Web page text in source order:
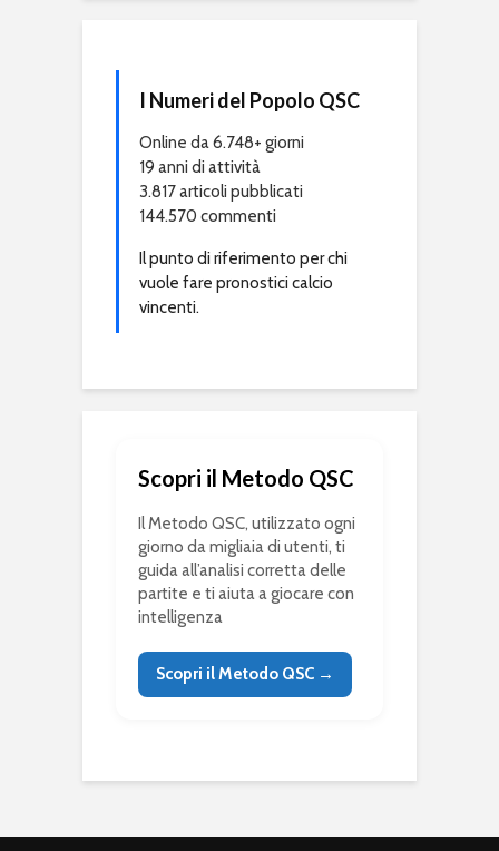
I Numeri del Popolo QSC
Online da 6.748+ giorni
19 anni di attività
3.817 articoli pubblicati
144.570 commenti
Il punto di riferimento per chi
vuole fare pronostici calcio
vincenti.
Scopri il Metodo QSC
Il Metodo QSC, utilizzato ogni
giorno da migliaia di utenti, ti
guida all’analisi corretta delle
partite e ti aiuta a giocare con
intelligenza
Scopri il Metodo QSC →